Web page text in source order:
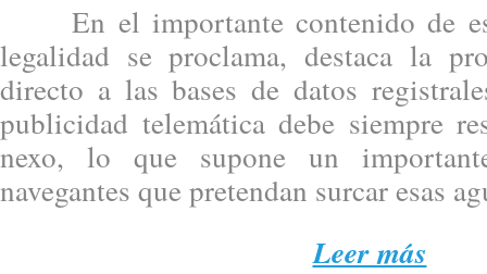
En el importante contenido de
legalidad se proclama, destaca la
directo a las bases de datos
publicidad telemática debe siempre
nexo, lo que supone un
navegantes que pretendan surcar esas
Leer más